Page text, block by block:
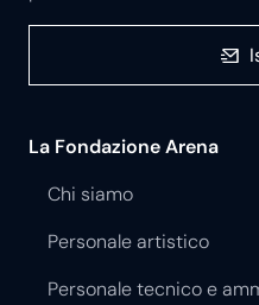
La Fondazione Arena
Chi siamo
Personale artistico
Personale tecnico e